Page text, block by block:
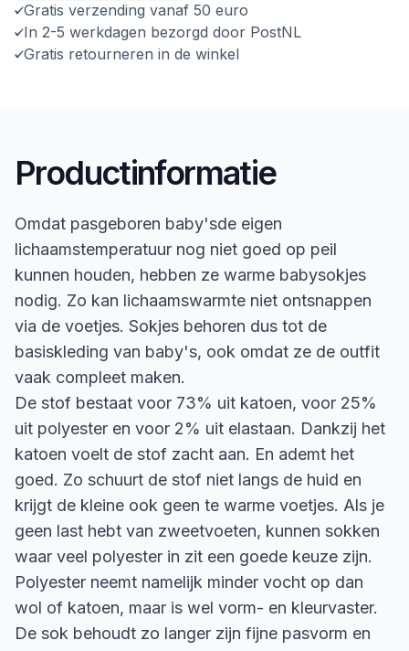
Gratis verzending vanaf 50 euro
In 2-5 werkdagen bezorgd door PostNL
Gratis retourneren in de winkel
Productinformatie
Omdat pasgeboren baby'sde eigen
lichaamstemperatuur nog niet goed op peil
kunnen houden, hebben ze warme babysokjes
nodig. Zo kan lichaamswarmte niet ontsnappen
via de voetjes. Sokjes behoren dus tot de
basiskleding van baby's, ook omdat ze de outfit
vaak compleet maken.
De stof bestaat voor 73% uit katoen, voor 25%
uit polyester en voor 2% uit elastaan. Dankzij het
katoen voelt de stof zacht aan. En ademt het
goed. Zo schuurt de stof niet langs de huid en
krijgt de kleine ook geen te warme voetjes. Als je
geen last hebt van zweetvoeten, kunnen sokken
waar veel polyester in zit een goede keuze zijn.
Polyester neemt namelijk minder vocht op dan
wol of katoen, maar is wel vorm- en kleurvaster.
De sok behoudt zo langer zijn fijne pasvorm en